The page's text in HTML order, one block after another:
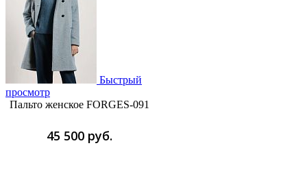
Быстрый
просмотр
Пальто женское FORGES-091
45 500 руб.